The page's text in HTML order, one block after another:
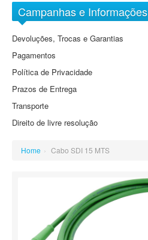
Objectivas EF-M
Grande Angular
Grande Angular Zoom
Standard
Standard Zoom
Tele Zoom
DVD
Baterias
Cartões de Memória
Cassetes
Campanhas e Informações
Devoluções, Trocas e Garantias
Pagamentos
Política de Privacidade
Prazos de Entrega
Transporte
Direito de livre resolução
Home › Cabo SDI 15 MTS